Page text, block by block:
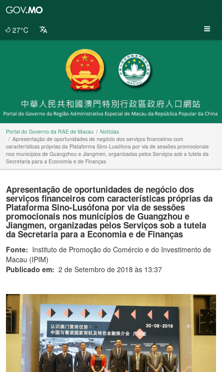
27°C
Portal do Governo da RAE de Macau
Notícias
Apresentação de oportunidades de negócio dos serviços financeiros com
características próprias da Plataforma Sino-Lusófona por via de sessões promocionais
nos municípios de Guangzhou e Jiangmen, organizadas pelos Serviços sob a tutela da
Secretaria para a Economia e de Finanças
Apresentação de oportunidades de negócio dos
serviços financeiros com características próprias da
Plataforma Sino-Lusófona por via de sessões
promocionais nos municípios de Guangzhou e
Jiangmen, organizadas pelos Serviços sob a tutela
da Secretaria para a Economia e de Finanças
Fonte: Instituto de Promoção do Comércio e do Investimento de
Macau (IPIM)
Publicado em: 2 de Setembro de 2018 às 13:37